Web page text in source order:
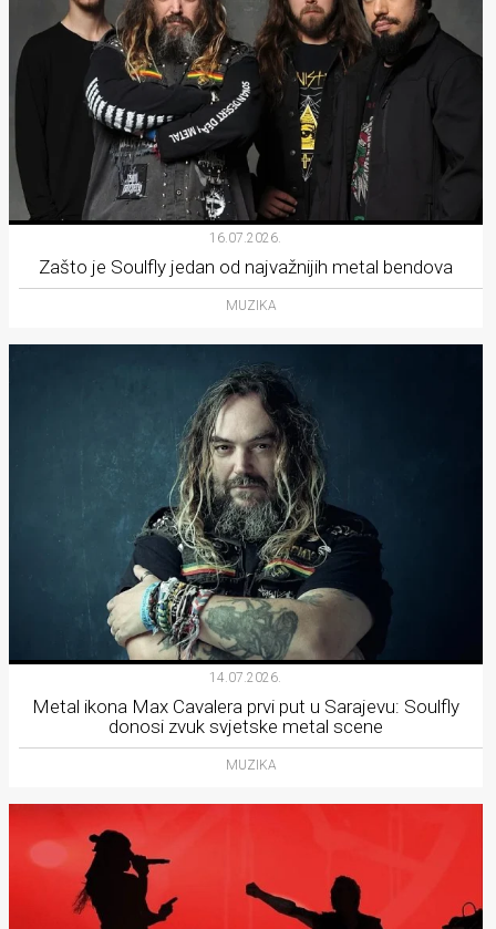
16.07.2026.
Zašto je Soulfly jedan od najvažnijih metal bendova
MUZIKA
14.07.2026.
Metal ikona Max Cavalera prvi put u Sarajevu: Soulfly
donosi zvuk svjetske metal scene
MUZIKA